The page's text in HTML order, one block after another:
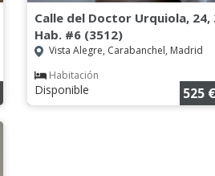
Calle del Doctor Urquiola, 24,
Hab. #6 (3512)
Vista Alegre, Carabanchel, Madrid
Habitación
Disponible 525 €